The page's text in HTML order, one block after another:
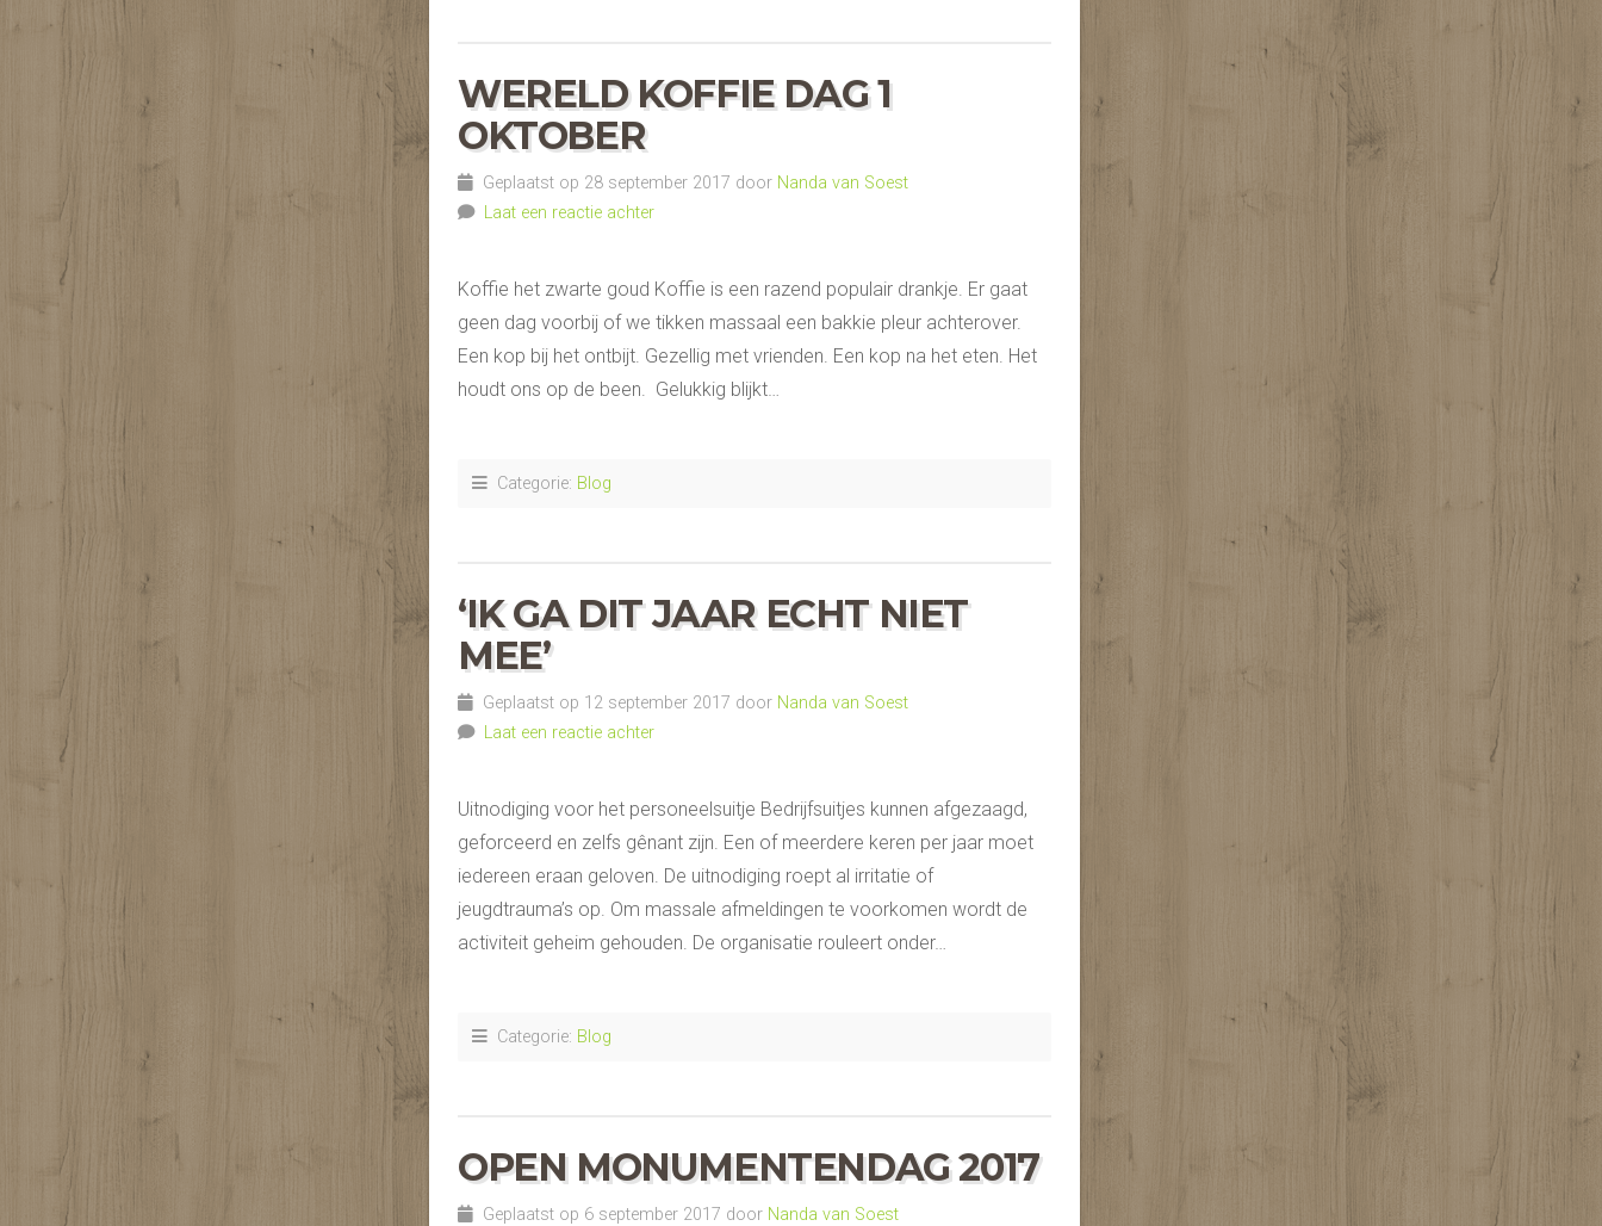
WERELD KOFFIE DAG 1
OKTOBER
Geplaatst op 28 september 2017 door Nanda van Soest
Laat een reactie achter
Koffie het zwarte goud Koffie is een razend populair drankje. Er gaat
geen dag voorbij of we tikken massaal een bakkie pleur achterover.
Een kop bij het ontbijt. Gezellig met vrienden. Een kop na het eten. Het
houdt ons op de been. Gelukkig blijkt…
Categorie: Blog
‘IK GA DIT JAAR ECHT NIET
MEE’
Geplaatst op 12 september 2017 door Nanda van Soest
Laat een reactie achter
Uitnodiging voor het personeelsuitje Bedrijfsuitjes kunnen afgezaagd,
geforceerd en zelfs gênant zijn. Een of meerdere keren per jaar moet
iedereen eraan geloven. De uitnodiging roept al irritatie of
jeugdtrauma’s op. Om massale afmeldingen te voorkomen wordt de
activiteit geheim gehouden. De organisatie rouleert onder…
Categorie: Blog
OPEN MONUMENTENDAG 2017
Geplaatst op 6 september 2017 door Nanda van Soest